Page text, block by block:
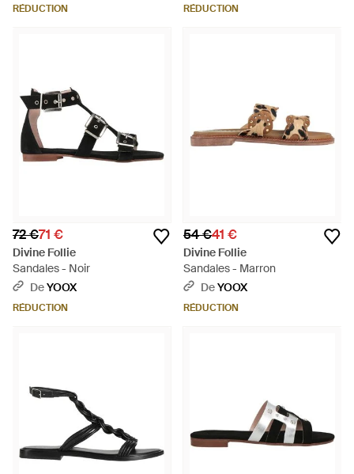
RÉDUCTION RÉDUCTION
72 €71 €
Divine Follie
Sandales - Noir
DeYOOX
RÉDUCTION
54 €41 €
Divine Follie
Sandales - Marron
DeYOOX
RÉDUCTION